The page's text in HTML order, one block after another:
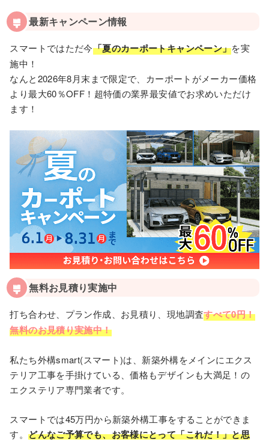
最新キャンペーン情報
スマートではただ今「夏のカーポートキャンペーン」を実
施中！
なんと2026年8月末まで限定で、カーポートがメーカー価格
より最大60％OFF！超特価の業界最安値でお求めいただけ
ます！
無料お見積り実施中
打ち合わせ、プラン作成、お見積り、現地調査すべて0円！
無料のお見積り実施中！
私たち外構smart(スマート)は、新築外構をメインにエクス
テリア工事を手掛けている、価格もデザインも大満足！の
エクステリア専門業者です。
スマートでは45万円から新築外構⼯事をすることができま
す。どんなご予算でも、お客様にとって「これだ！」と思